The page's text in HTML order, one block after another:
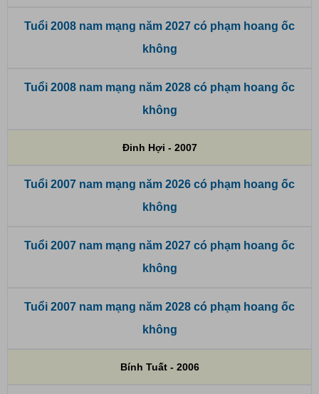
Tuổi 2008 nam mạng năm 2027 có phạm hoang ốc
không
Tuổi 2008 nam mạng năm 2028 có phạm hoang ốc
không
Đinh Hợi - 2007
Tuổi 2007 nam mạng năm 2026 có phạm hoang ốc
không
Tuổi 2007 nam mạng năm 2027 có phạm hoang ốc
không
Tuổi 2007 nam mạng năm 2028 có phạm hoang ốc
không
Bính Tuất - 2006